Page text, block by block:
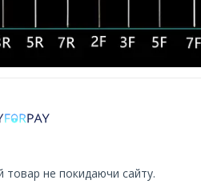
товар не покидаючи сайту.